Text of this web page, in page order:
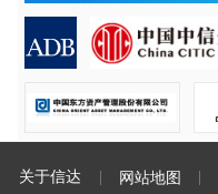
关于信达 网站地图